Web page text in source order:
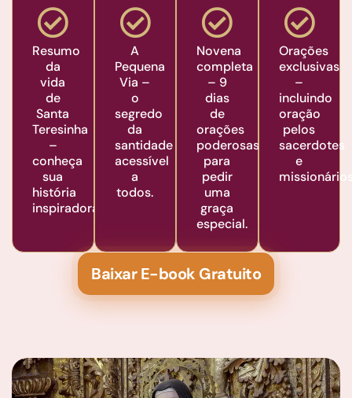
Resumo
da
vida
de
Santa
Teresinha
–
conheça
sua
história
inspiradora.
A
Pequena
Via –
o
segredo
da
santidade
acessível
a
todos.
Novena
completa
– 9
dias
de
orações
poderosas
para
pedir
uma
graça
especial.
Orações
exclusivas
–
incluindo
oração
pelos
sacerdotes
e
Baixar E-book Gratuito